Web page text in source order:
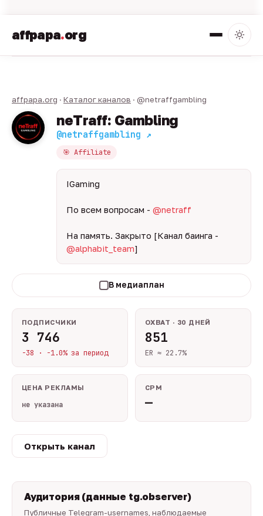
affpapa.org
affpapa.org · Каталог каналов · @netraffgambling
neTraff: Gambling
@netraffgambling ↗
🎯 Affiliate
IGaming
По всем вопросам - @netraff
На память. Закрыто [Канал баинга -
@alphabit_team]
В медиаплан
ПОДПИСЧИКИ
3 746
-38 · -1.0% за период
ОХВАТ · 30 ДНЕЙ
851
ER ≈ 22.7%
ЦЕНА РЕКЛАМЫ
не указана
CPM
—
Открыть канал
Аудитория (данные tg.observer)
Публичные Telegram-usernames, наблюдаемые